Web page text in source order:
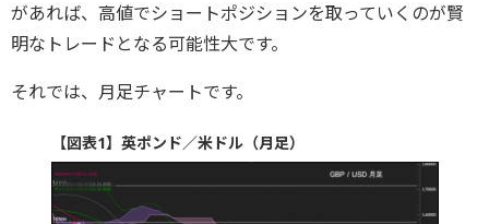
があれば、高値でショートポジションを取っていくのが賢
明なトレードとなる可能性大です。
それでは、月足チャートです。
【図表1】英ポンド／米ドル（月足）